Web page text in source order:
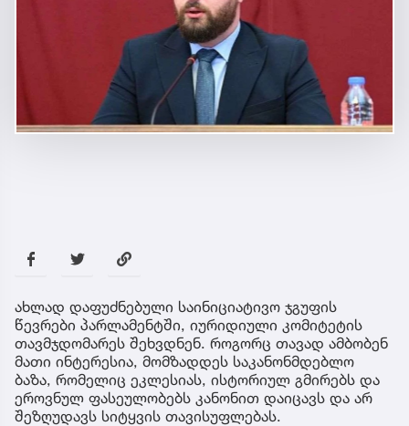
ახლად დაფუძნებული საინიციატივო ჯგუფის
წევრები პარლამენტში, იურიდიული კომიტეტის
თავმჯდომარეს შეხვდნენ. როგორც თავად ამბობენ
მათი ინტერესია, მომზადდეს საკანონმდებლო
ბაზა, რომელიც ეკლესიას, ისტორიულ გმირებს და
ეროვნულ ფასეულობებს კანონით დაიცავს და არ
შეზღუდავს სიტყვის თავისუფლებას.